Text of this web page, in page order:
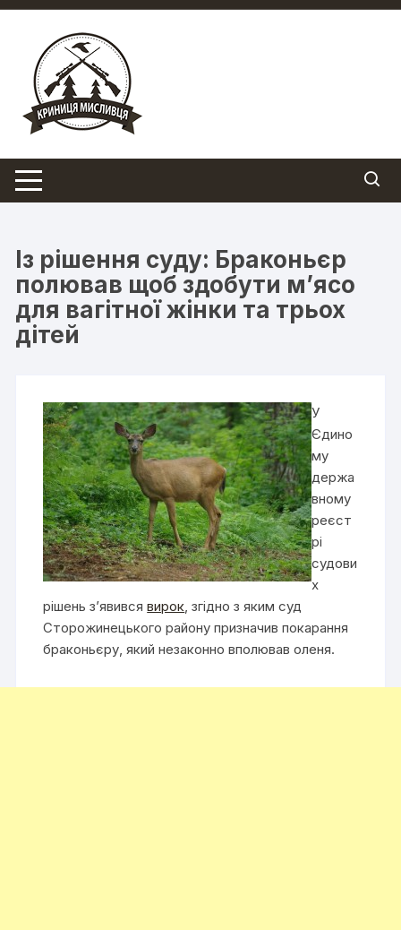
Перейти
вмісту
Із рішення суду: Браконьєр
полював щоб здобути м’ясо
для вагітної жінки та трьох
дітей
У
Єдино
му
держа
вному
реєст
рі
судови
х
рішень з’явивсявирок, згідно з яким суд
Сторожинецького району призначив покарання
браконьєру, який незаконно вполював оленя.